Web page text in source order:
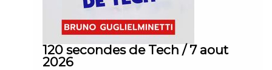
120 secondes de Tech / 7 aout
2026